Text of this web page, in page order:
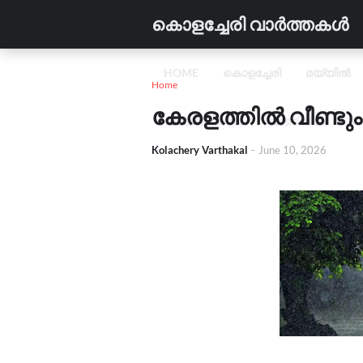
കൊളച്ചേരി വാർത്തകൾ
HOME കൊളച്ചേരി മയ്യിൽ
വിദ്യാഭ്യാസം വാണിജ്യം
Home
കേരളത്തിൽ
Kolachery Varthakal - June 10, 2026